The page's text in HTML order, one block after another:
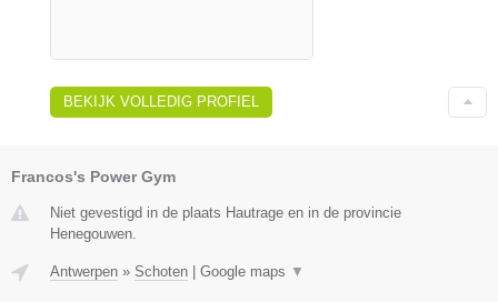
BEKIJK VOLLEDIG PROFIEL
Francos's Power Gym
Niet gevestigd in de plaats Hautrage en in de provincie
Henegouwen.
Antwerpen » Schoten | Google maps ▼